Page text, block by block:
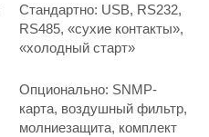
Стандартно: USB, RS232,
RS485, «сухие контакты»,
«холодный старт»
Опционально: SNMP-
карта, воздушный фильтр,
молниезащита, комплект